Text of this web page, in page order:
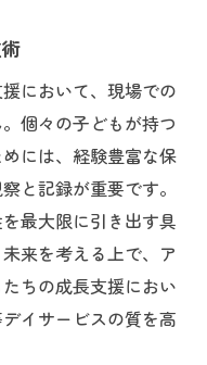
において、現場での
個々の子どもが持つ
には、経験豊富な保
と記録が重要です。
最大限に引き出す具
来を考える上で、ア
ちの成長支援におい
イサービスの質を高